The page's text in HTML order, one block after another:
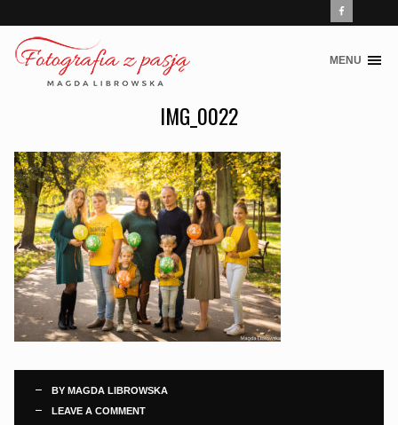
Skip
MENU
IMG_0022
BYMAGDA LIBROWSKA
LEAVE A COMMENT